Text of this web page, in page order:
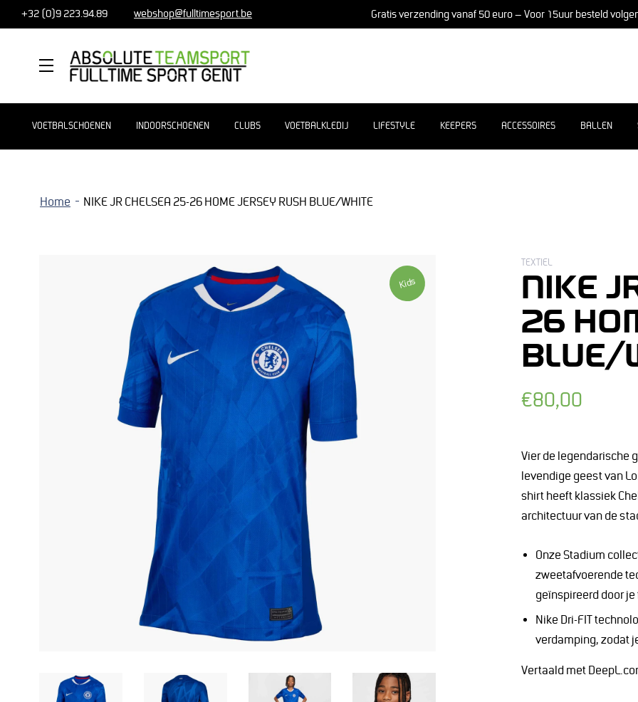
+32 (0)9 223.94.89 webshop@fulltimesport.be Gratis verzending vanaf 50 euro – Voor 15uur besteld
MENU
VOETBALSCHOENEN INDOORSCHOENEN CLUBS VOETBALKLEDIJ LIFESTYLE KEEPERS ACCESSOIRES BALLEN
Home NIKE JR CHELSEA 25-26 HOME JERSEY RUSH BLUE/WHITE
Kids
TEXTIEL
NIKE
26
BLUE/
Normale
€80,00
Vier de legendarische
levendige geest van
shirt heeft klassiek
architectuur van de
Onze Stadium
zweetafvoerende
geïnspireerd door
Nike Dri-FIT
verdamping, zodat
Vertaald met